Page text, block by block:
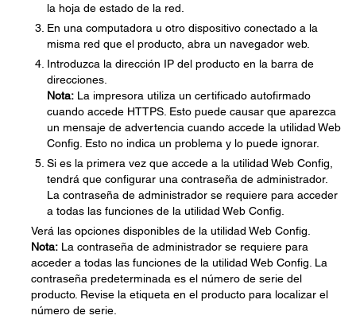
la hoja de estado de la red.
En una computadora u otro dispositivo conectado a la
misma red que el producto, abra un navegador web.
Introduzca la dirección IP del producto en la barra de
direcciones.
Nota: La impresora utiliza un certificado autofirmado
cuando accede HTTPS. Esto puede causar que aparezca
un mensaje de advertencia cuando accede la utilidad Web
Config. Esto no indica un problema y lo puede ignorar.
Si es la primera vez que accede a la utilidad Web Config,
tendrá que configurar una contraseña de administrador.
La contraseña de administrador se requiere para acceder
a todas las funciones de la utilidad Web Config.
Verá las opciones disponibles de la utilidad Web Config.
Nota: La contraseña de administrador se requiere para
acceder a todas las funciones de la utilidad Web Config. La
contraseña predeterminada es el número de serie del
producto. Revise la etiqueta en el producto para localizar el
número de serie.